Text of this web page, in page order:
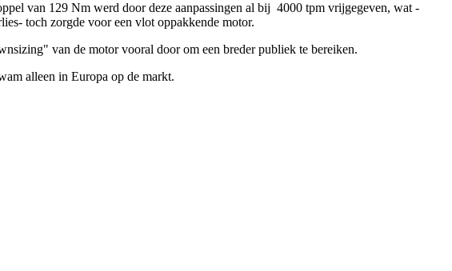
van 129 Nm werd door deze aanpassingen al bij 4000 tpm vrijgegeven, wat -
toch zorgde voor een vlot oppakkende motor.
van de motor vooral door om een breder publiek te bereiken.
alleen in Europa op de markt.